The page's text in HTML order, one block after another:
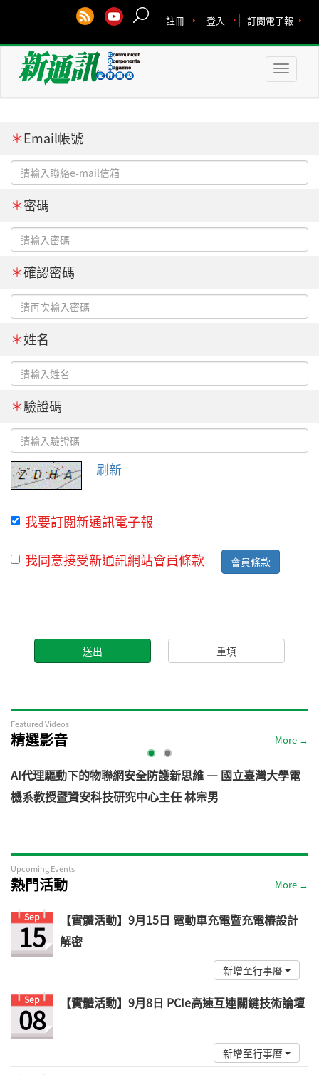
訂閱電子報
登入
註冊
Toggle
＊Email帳號
＊密碼
＊確認密碼
＊姓名
＊驗證碼
刷新
我要訂閱新通訊電子報
我同意接受新通訊網站會員條款
會員條款
Featured Videos
精選影音 More →
AI代理驅動下的物聯網安全防護新思維 — 國立臺灣大學電
機系教授暨資安科技研究中心主任 林宗男
Upcoming Events
熱門活動 More →
Sep
15
【實體活動】9月15日 電動車充電暨充電樁設計
解密
新增至行事曆
Sep
08 【實體活動】9月8日 PCIe高速互連關鍵技術論壇
新增至行事曆